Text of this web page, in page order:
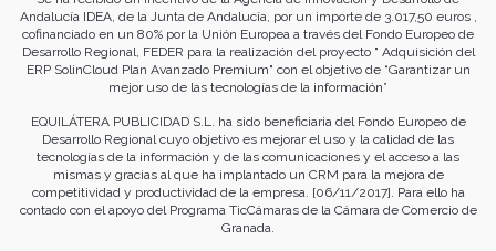
Andalucía IDEA, de la Junta de Andalucía, por un importe de 3.017,50 euros ,
cofinanciado en un 80% por la Unión Europea a través del Fondo Europeo de
Desarrollo Regional, FEDER para la realización del proyecto " Adquisición del
ERP SolinCloud Plan Avanzado Premium" con el objetivo de “Garantizar un
mejor uso de las tecnologías de la información”
EQUILÁTERA PUBLICIDAD S.L. ha sido beneficiaria del Fondo Europeo de
Desarrollo Regional cuyo objetivo es mejorar el uso y la calidad de las
tecnologías de la información y de las comunicaciones y el acceso a las
mismas y gracias al que ha implantado un CRM para la mejora de
competitividad y productividad de la empresa. [06/11/2017]. Para ello ha
contado con el apoyo del Programa TicCámaras de la Cámara de Comercio de
Granada.